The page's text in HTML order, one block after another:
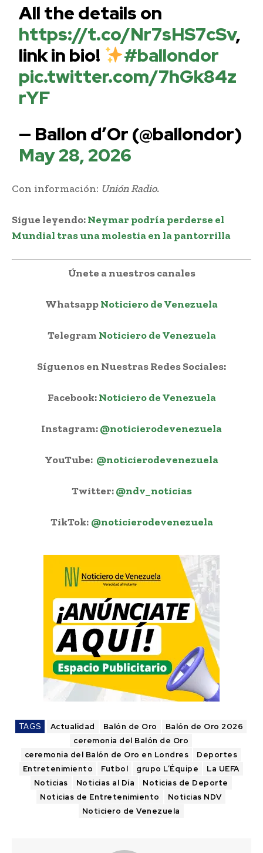
All the details on
https://t.co/Nr7sHS7cSv,
link in bio!
#ballondor
pic.twitter.com/7hGk84z
rYF
— Ballon d’Or (@ballondor)
May 28, 2026
Con información: Unión Radio.
Sigue leyendo:Neymar podría perderse el
Mundial tras una molestia en la pantorrilla
Únete a nuestros canales
WhatsappNoticiero de Venezuela
Telegram Noticiero de Venezuela
Síguenos en Nuestras Redes Sociales:
Facebook:Noticiero de Venezuela
Instagram:@noticierodevenezuela
YouTube: @noticierodevenezuela
Twitter:@ndv_noticias
TikTok: @noticierodevenezuela
TAGS Actualidad Balón de Oro
Balón de Oro 2026
ceremonia del Balón de Oro
ceremonia del Balón de Oro en Londres
Deportes
Entretenimiento
Futbol grupo L’Équipe
La UEFA
Noticias
Noticias al Día
Noticias de Deporte
Noticias de Entretenimiento
Noticias NDV
Noticiero de Venezuela